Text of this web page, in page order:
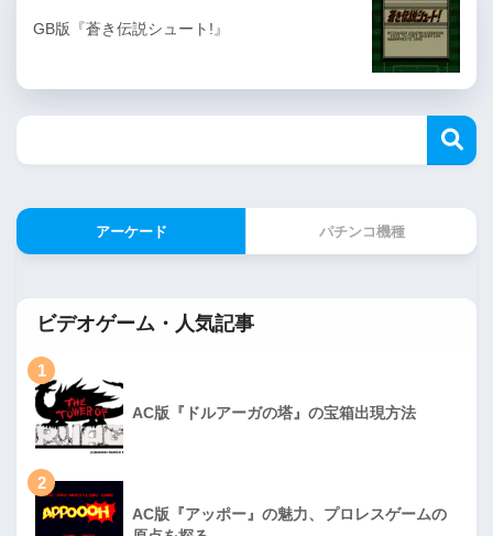
GB版『蒼き伝説シュート!』
アーケード パチンコ機種
ビデオゲーム・人気記事
1
AC版『ドルアーガの塔』の宝箱出現方法
2
AC版『アッポー』の魅力、プロレスゲームの